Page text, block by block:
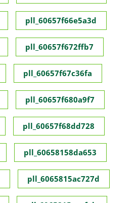
pll_60657f66e5a3d
pll_60657f672ffb7
pll_60657f67c36fa
pll_60657f680a9f7
pll_60657f68dd728
pll_60658158da653
pll_6065815ac727d